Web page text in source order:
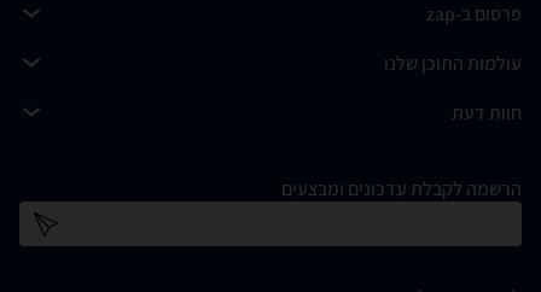
פרסום ב-zap
עולמות התוכן שלנו
חוות דעת
הרשמה לקבלת עדכונים ומבצעים